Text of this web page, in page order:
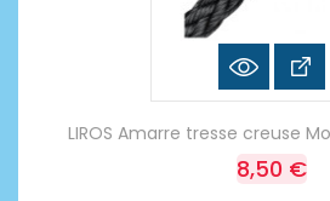
LIROS Amarre tresse creuse
8,50 €